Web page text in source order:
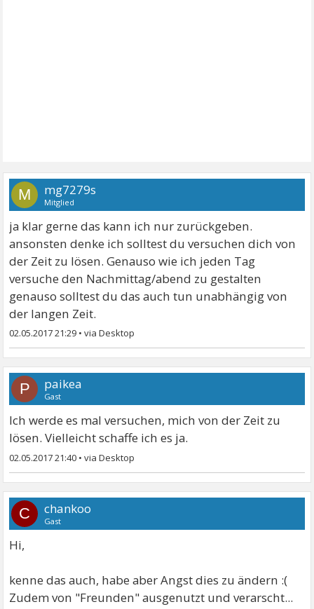
M mg7279s
Mitglied
ja klar gerne das kann ich nur zurückgeben.
ansonsten denke ich solltest du versuchen dich von
der Zeit zu lösen. Genauso wie ich jeden Tag
versuche den Nachmittag/abend zu gestalten
genauso solltest du das auch tun unabhängig von
der langen Zeit.
02.05.2017 21:29 •
P paikea
Gast
Ich werde es mal versuchen, mich von der Zeit zu
lösen. Vielleicht schaffe ich es ja.
02.05.2017 21:40 •
C chankoo
Gast
Hi,
kenne das auch, habe aber Angst dies zu ändern :(
Zudem von "Freunden" ausgenutzt und verarscht...